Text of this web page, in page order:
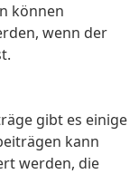
können
wenn der
gibt es einige
kann
werden, die